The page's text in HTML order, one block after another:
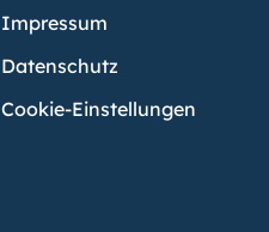
Impressum
Datenschutz
Cookie-Einstellungen